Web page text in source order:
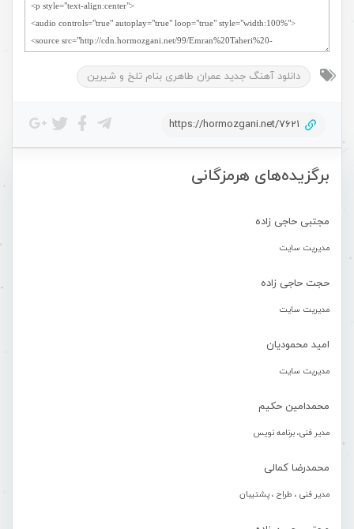
برگزیده‌های هرمزگانی
مجتبی حاجی زاده
مدیریت سایت
حجت حاجی زاده
مدیریت سایت
امید محمودیان
مدیریت سایت
محمدامین حکیم
مدیر فنی، برنامه نویس
محمدرضا کمالی
مدیر فنی ، طراح ، پشتیبان
دانلود آهنگ جدید عمران طاهری بنام تلخ و شیرین
https://hormozgani.net/7621